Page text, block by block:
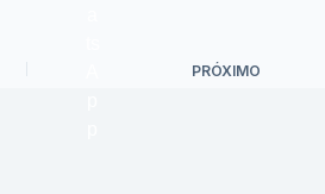
PRÓXIMO